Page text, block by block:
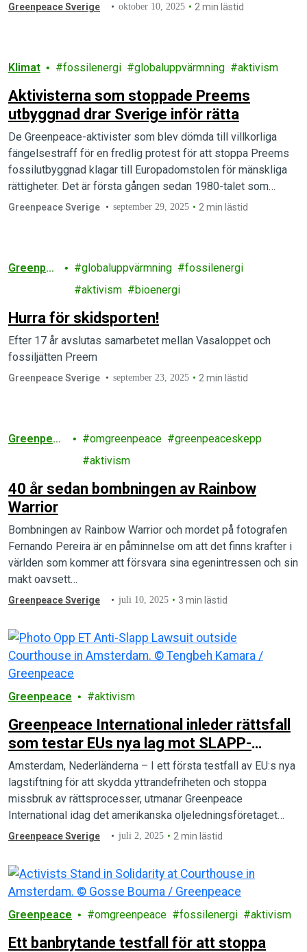
Greenpeace Sverige oktober 10, 2025 2 min lästid
Klimat fossilenergi globaluppvärmning aktivism
Aktivisterna som stoppade Preems
utbyggnad drar Sverige inför rätta
De Greenpeace-aktivister som blev dömda till villkorliga
fängelsestraff för en fredlig protest för att stoppa Preems
fossilutbyggnad klagar till Europadomstolen för mänskliga
rättigheter. Det är första gången sedan 1980-talet som…
Greenpeace Sverige september 29, 2025 2 min lästid
Greenpea
globaluppvärmning
fossilenergi
aktivism
bioenergi
Hurra för skidsporten!
Efter 17 år avslutas samarbetet mellan Vasaloppet och
fossiljätten Preem
Greenpeace Sverige september 23, 2025 2 min lästid
Greenpeac
omgreenpeace
greenpeaceskepp
aktivism
40 år sedan bombningen av Rainbow
Warrior
Bombningen av Rainbow Warrior och mordet på fotografen
Fernando Pereira är en påminnelse om att det finns krafter i
världen som kommer att försvara sina egenintressen och sin
makt oavsett…
Greenpeace Sverige juli 10, 2025 3 min lästid
Greenpeace aktivism
Greenpeace International inleder rättsfall
som testar EUs nya lag mot SLAPP-
stämningar
Amsterdam, Nederländerna – I ett första testfall av EU:s nya
lagstiftning för att skydda yttrandefriheten och stoppa
missbruk av rättsprocesser, utmanar Greenpeace
International idag det amerikanska oljeledningsföretaget
Energy Transfer i domstol i Nederländerna.
Greenpeace Sverige juli 2, 2025 2 min lästid
Greenpeace omgreenpeace fossilenergi aktivism
Ett banbrytande testfall för att stoppa